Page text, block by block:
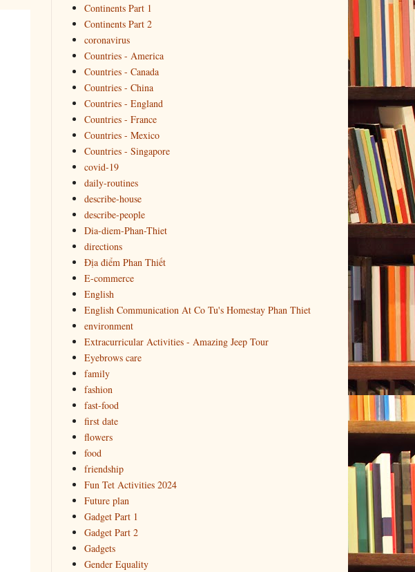
Continents Part 1
Continents Part 2
coronavirus
Countries - America
Countries - Canada
Countries - China
Countries - England
Countries - France
Countries - Mexico
Countries - Singapore
covid-19
daily-routines
describe-house
describe-people
Dia-diem-Phan-Thiet
directions
Địa điểm Phan Thiết
E-commerce
English
English Communication At Co Tu's Homestay Phan Thiet
environment
Extracurricular Activities - Amazing Jeep Tour
Eyebrows care
family
fashion
fast-food
first date
flowers
food
friendship
Fun Tet Activities 2024
Future plan
Gadget Part 1
Gadget Part 2
Gadgets
Gender Equality